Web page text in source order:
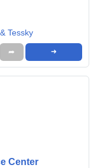
Tessky
➦ ➜
Center